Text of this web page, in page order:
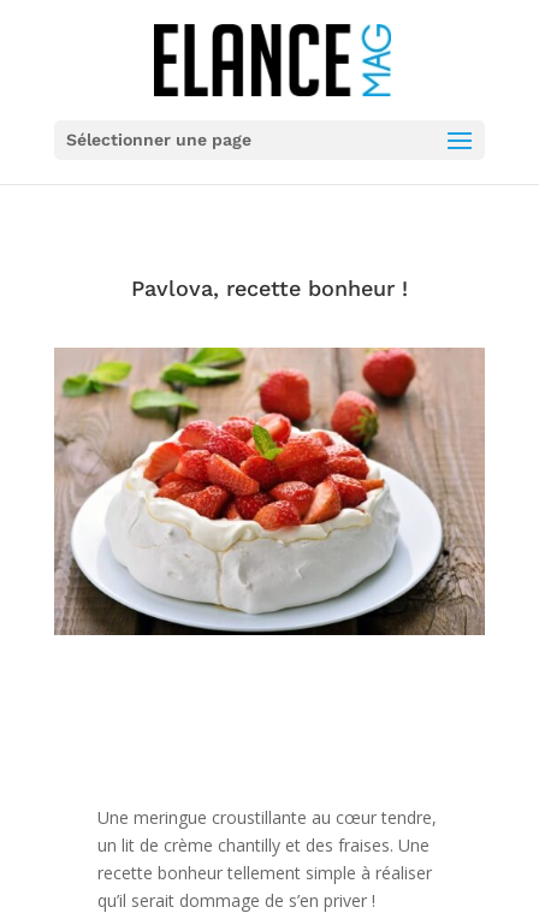
Sélectionner une page
Pavlova, recette bonheur !
Une meringue croustillante au cœur tendre,
un lit de crème chantilly et des fraises. Une
recette bonheur tellement simple à réaliser
qu’il serait dommage de s’en priver !